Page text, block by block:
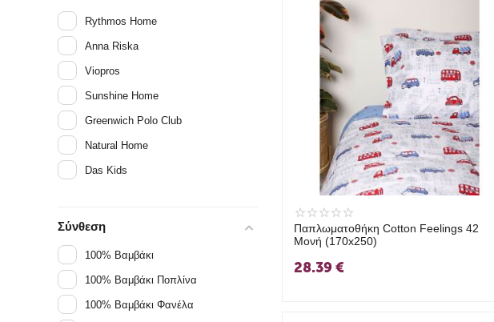
Παπλωματοθήκη Cotton Feelings 42
Μονή (170x250)
28.39€
Rythmos Home
Anna Riska
Viopros
Sunshine Home
Greenwich Polo Club
Natural Home
Das Kids
Σύνθεση
100% Βαμβάκι
100% Βαμβάκι Ποπλίνα
100% Βαμβάκι Φανέλα